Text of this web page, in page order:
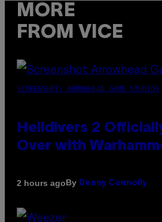
MORE
FROM VICE
SCREENSHOT: ARROWHEAD GAME STUDIOS
Helldivers 2
Over with
2 hours agoBy Denny Connolly